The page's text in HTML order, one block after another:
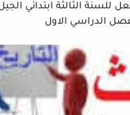
للسنة الثالثة ابتدائي
الدراسي الاول